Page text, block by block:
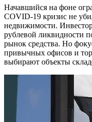
Начавшийся на фоне
COVID-19 кризис не
недвижимости.
рублевой ликвидности
рынок средства. Но
привычных офисов и
выбирают объекты